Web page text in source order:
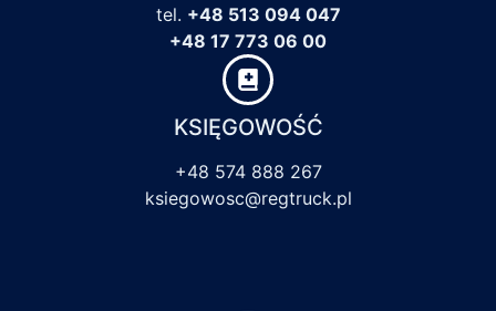
tel. +48 513 094 047
+48 17 773 06 00
KSIĘGOWOŚĆ
+48 574 888 267
ksiegowosc@regtruck.pl